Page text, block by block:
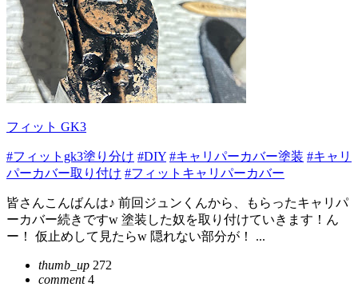
フィット GK3
#フィットgk3塗り分け #DIY #キャリパーカバー塗装 #キャリ
パーカバー取り付け #フィットキャリパーカバー
皆さんこんばんは♪ 前回ジュンくんから、もらったキャリパ
ーカバー続きですw 塗装した奴を取り付けていきます！ん
ー！ 仮止めして見たらw 隠れない部分が！ ...
thumb_up 272
comment4